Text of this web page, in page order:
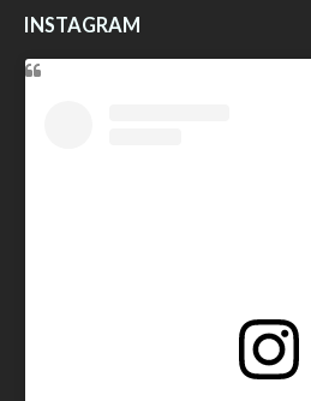
INSTAGRAM